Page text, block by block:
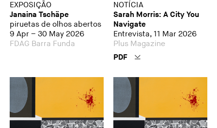
EXPOSIÇÃO
Janaina Tschäpe
piruetas de olhos abertos
9 Apr – 30 May 2026
FDAG Barra Funda
NOTÍCIA
Sarah Morris: A City You
Navigate
Entrevista, 11 Mar 2026
Plus Magazine
PDF